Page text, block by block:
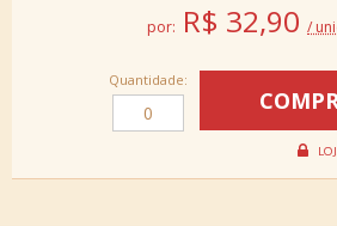
por: R$ 32,90 /
Quantidade: